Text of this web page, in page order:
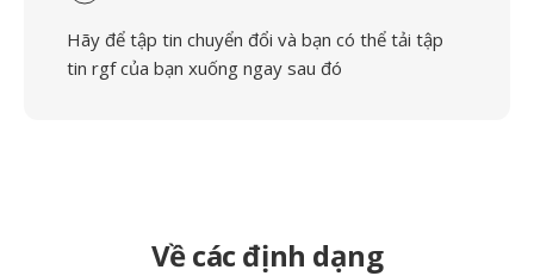
Hãy để tập tin chuyển đổi và bạn có thể tải tập
tin rgf của bạn xuống ngay sau đó
Về các định dạng